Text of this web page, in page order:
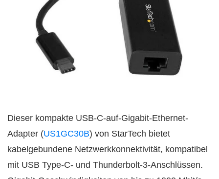
Dieser kompakte USB-C-auf-Gigabit-Ethernet-
Adapter (US1GC30B) von StarTech bietet
kabelgebundene Netzwerkkonnektivität, kompatibel
mit USB Type-C- und Thunderbolt-3-Anschlüssen.